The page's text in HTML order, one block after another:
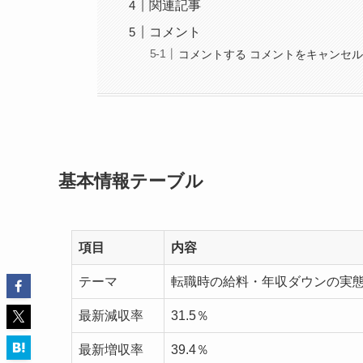
関連記事
コメント
コメントする コメントをキャンセル
基本情報テーブル
項目 内容
テーマ 転職時の給料・年収ダウンの実
最新減収率 31.5％
最新増収率 39.4％